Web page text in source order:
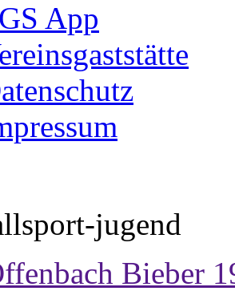
App
jugend
Bieber